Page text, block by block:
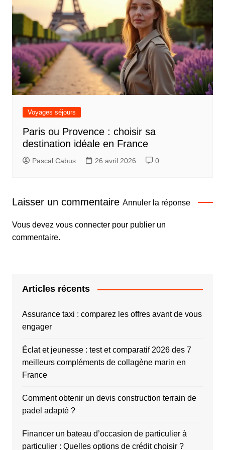
Voyages séjours
Paris ou Provence : choisir sa
destination idéale en France
Pascal Cabus 26 avril 2026 0
Laisser un commentaire Annuler la réponse
Vous devez vous connecterpour publier un
commentaire.
Articles récents
Assurance taxi : comparez les offres avant de vous
engager
Éclat et jeunesse : test et comparatif 2026 des 7
meilleurs compléments de collagène marin en
France
Comment obtenir un devis construction terrain de
padel adapté ?
Financer un bateau d’occasion de particulier à
particulier : Quelles options de crédit choisir ?